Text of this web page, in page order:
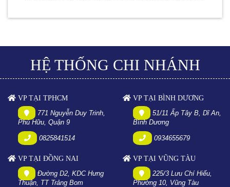
HỆ THỐNG CHI NHÁNH
VP TẠI TPHCM
771 Nguyễn Duy Trinh,
Phú Hữu, Quận 9
0825841514
VP TẠI BÌNH DƯƠNG
51/11 Ấp Tây B, Dĩ An,
Bình Dương
0934655679
VP TẠI ĐỒNG NAI
Đường D2, KDC Hưng
Thuận, TT Trảng Bom
VP TẠI VŨNG TÀU
225/3 Lưu Chí Hiếu,
Phường 10, Vũng Tàu